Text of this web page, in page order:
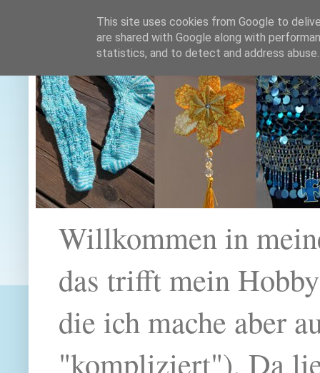
Willkommen in
das trifft mein
die ich mache aber
"kompliziert"). Da
This site uses cookies from Google to
are shared with Google along with
statistics, and to detect and address abuse.